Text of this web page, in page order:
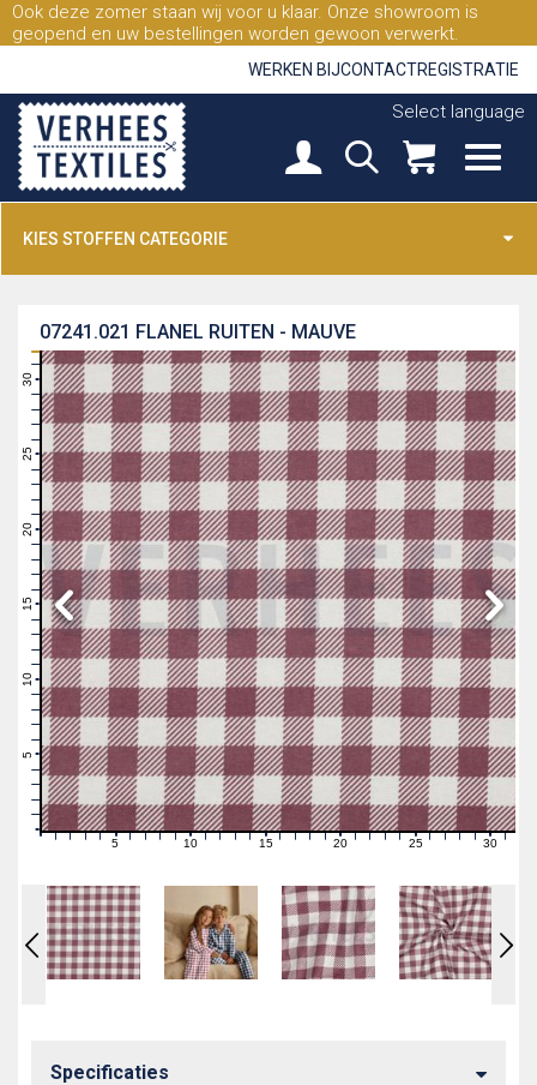
Ook deze zomer staan wij voor u klaar. Onze showroom is
geopend en uw bestellingen worden gewoon verwerkt.
WERKEN BIJCONTACTREGISTRATIE
Select language
KIES STOFFEN CATEGORIE
FLANEL RUITEN - MAUVE
07241.021
0
1
4
5
8
9
10
11
12
13
14
16
17
20
21
24
25
26
28
29
31
0 1 2 3 4 6 7 89 1112131415161718192021222324 26272829 30 31
Specificaties